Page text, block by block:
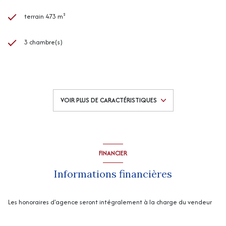
terrain 473 m²
3 chambre(s)
1 garage(s)
VOIR PLUS DE CARACTÉRISTIQUES
FINANCIER
Informations financières
Les honoraires d'agence seront intégralement à la charge du vendeur